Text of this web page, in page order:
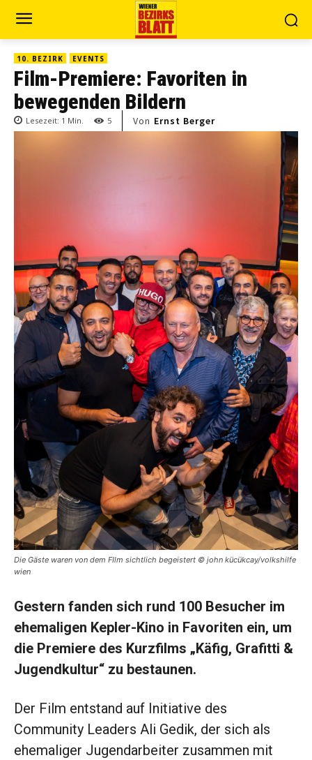
10. BEZIRK EVENTS
Film-Premiere: Favoriten in
bewegenden Bildern
Lesezeit: 1 Min. 5 Von Ernst Berger
Die Gäste waren von dem FIlm sichtlich begeistert © john kücükcay/volkshilfe
wien
Gestern fanden sich rund 100 Besucher im
ehemaligen Kepler-Kino in Favoriten ein, um
die Premiere des Kurzfilms „Käfig, Grafitti &
Jugendkultur“ zu bestaunen.
Der Film entstand auf Initiative des
Community Leaders Ali Gedik, der sich als
ehemaliger Jugendarbeiter zusammen mit